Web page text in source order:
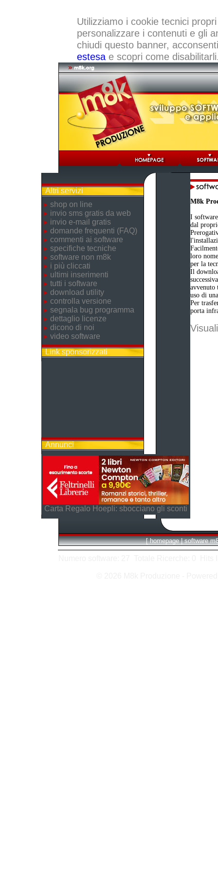
Utilizziamo i cookie tecnici
personalizzare i contenuti e gli
chiudi questo banner,
estesae scopri come
Altri servizi
shop on line
invio sms gratis da web
invio e-mail gratis
domande frequenti (FAQ)
commenti ai software
specifiche tecniche
software non m8k
i più cliccati
ultimi inserimenti
tutti i software
download utility
controlla versione
segnala bug programma
dettaglio licenze
dicono di noi
video software
Link sponsorizzati
Annunci
Carta Regalo Hoepli: sbocciano gli sconti
M8k
I
dal
loro
per la
Il
avvenuto
uso di
Per
porta
[ homepage | software